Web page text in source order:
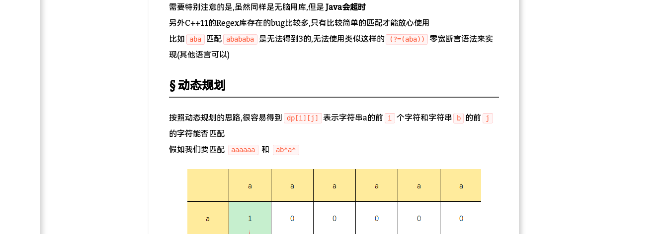
需要特别注意的是,虽然同样是无脑用库,但是 Java会超时
另外C++11的Regex库存在的bug比较多,只有比较简单的匹配才能放心使用
比如
aba 匹配 abababa 是无法得到3的,无法使用类似这样的 (?=(aba))
零宽断言语法来实
现(其他语言可以)
动态规划
按照动态规划的思路,很容易得到 dp[i][j] 表示字符串a的前 i 个字符和字符串 b 的前 j
的字符能否匹配
假如我们要匹配
aaaaaa 和 ab*a*